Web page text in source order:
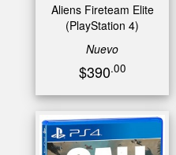
Aliens Fireteam Elite
(PlayStation 4)
Nuevo
$390.00